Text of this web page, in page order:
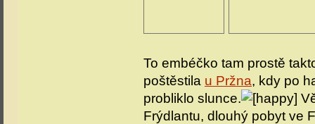
To embéčko tam prostě
poštěstila u Pržna, kdy po
probliklo slunce.
Frýdlantu, dlouhý pobyt ve